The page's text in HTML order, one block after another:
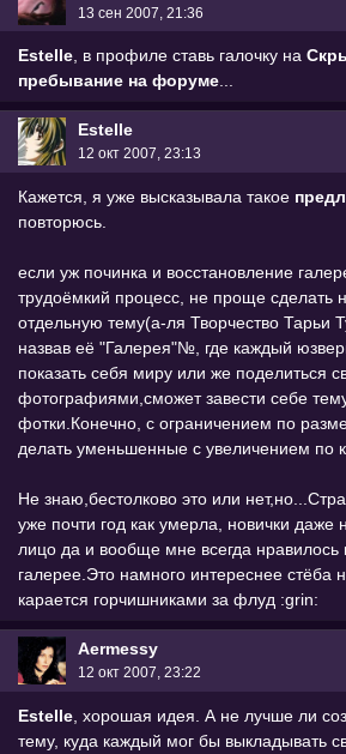
13 сен 2007, 21:36
Estelle , в профиле ставь галочку на
пребывание на форуме
Estelle
12 окт 2007, 23:13
Кажется, я уже высказывала такое
повторюсь.
если уж починка и восстановление
трудоёмкий процесс, не проще
отдельную тему(а-ля Творчество Тарьи
назвав её "Галерея"№, где каждый
показать себя миру или же поделиться
фотографиями,сможет завести себе
фотки.Конечно, с ограничением по
делать уменьшенные с увеличением по
Не знаю,бестолково это или
уже почти год как умерла, новички даже
лицо да и вообще мне всегда нравилось
галерее.Это намного интереснее стёба
карается горчишниками за флуд :grin:
Aermessy
12 окт 2007, 23:22
Estelle , хорошая идея. А не лучше ли
тему, куда каждый мог бы выкладывать